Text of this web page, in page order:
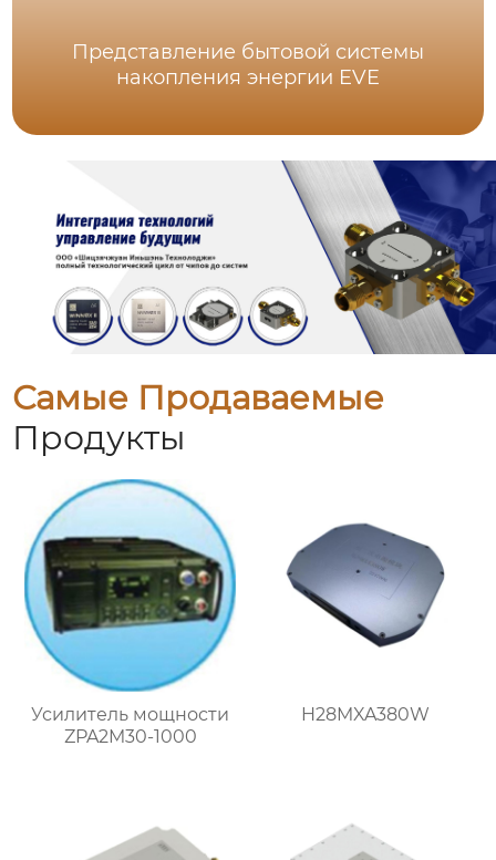
Представление бытовой системы
накопления энергии EVE
Самые Продаваемые
Продукты
Усилитель мощности
ZPA2M30-1000
H28MXA380W